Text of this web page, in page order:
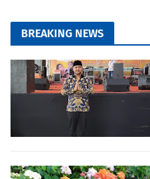
BREAKING NEWS